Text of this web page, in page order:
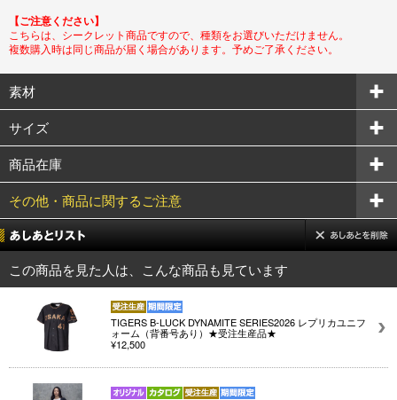
【ご注意ください】
こちらは、シークレット商品ですので、種類をお選びいただけません。
複数購入時は同じ商品が届く場合があります。予めご了承ください。
素材
サイズ
商品在庫
その他・商品に関するご注意
この商品を見た人は、こんな商品も見ています
TIGERS B-LUCK DYNAMITE SERIES2026 レプリカユニフ
ォーム（背番号あり）★受注生産品★
¥12,500